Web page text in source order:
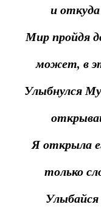
и
Мир пройдя
может, в
Улыбнулся
Я открыла
только
Улыбайся